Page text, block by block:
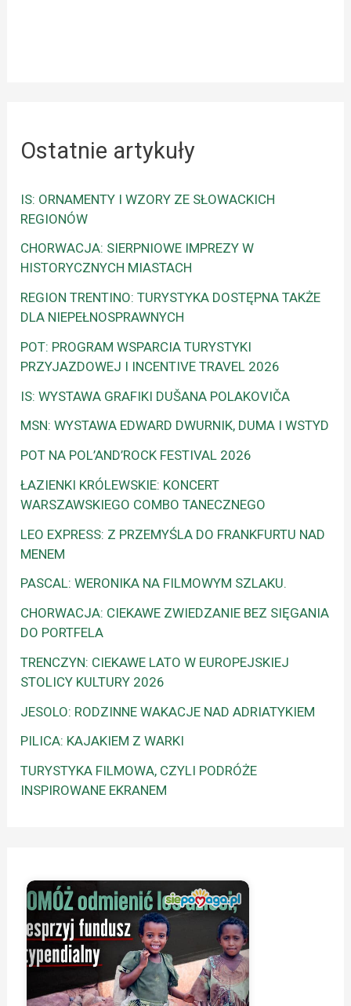
Ostatnie artykuły
IS: ORNAMENTY I WZORY ZE SŁOWACKICH
REGIONÓW
CHORWACJA: SIERPNIOWE IMPREZY W
HISTORYCZNYCH MIASTACH
REGION TRENTINO: TURYSTYKA DOSTĘPNA TAKŻE
DLA NIEPEŁNOSPRAWNYCH
POT: PROGRAM WSPARCIA TURYSTYKI
PRZYJAZDOWEJ I INCENTIVE TRAVEL 2026
IS: WYSTAWA GRAFIKI DUŠANA POLAKOVIČA
MSN: WYSTAWA EDWARD DWURNIK, DUMA I WSTYD
POT NA POL’AND’ROCK FESTIVAL 2026
ŁAZIENKI KRÓLEWSKIE: KONCERT
WARSZAWSKIEGO COMBO TANECZNEGO
LEO EXPRESS: Z PRZEMYŚLA DO FRANKFURTU NAD
MENEM
PASCAL: WERONIKA NA FILMOWYM SZLAKU.
CHORWACJA: CIEKAWE ZWIEDZANIE BEZ SIĘGANIA
DO PORTFELA
TRENCZYN: CIEKAWE LATO W EUROPEJSKIEJ
STOLICY KULTURY 2026
JESOLO: RODZINNE WAKACJE NAD ADRIATYKIEM
PILICA: KAJAKIEM Z WARKI
TURYSTYKA FILMOWA, CZYLI PODRÓŻE
INSPIROWANE EKRANEM